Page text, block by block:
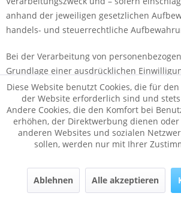
anhand der jeweiligen gesetzlichen
handels- und steuerrechtliche
Bei der Verarbeitung von
Grundlage einer ausdrücklichen
1 lit. a DSGVO werden diese Daten so
Betroffene seine Einwilligung widerruft.
Existieren gesetzliche
Rahmen rechtsgeschäftlicher bzw.
DSGVO verarbeitet werden, werden diese
der Aufbewahrungsfristen routinemäßig
Diese Website benutzt Cookies, die für
der Website erforderlich sind und
Andere Cookies, die den Komfort bei
erhöhen, der Direktwerbung dienen
anderen Websites und sozialen
sollen, werden nur mit Ihrer
Ablehnen Alle akzeptieren